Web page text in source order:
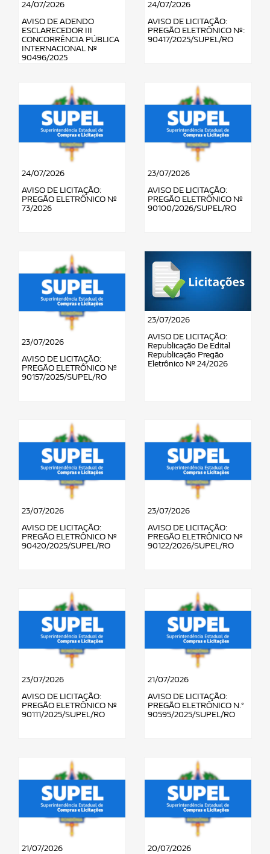
24/07/2026
AVISO DE ADENDO
ESCLARECEDOR III
CONCORRÊNCIA PÚBLICA
INTERNACIONAL Nº
90496/2025
24/07/2026
AVISO DE LICITAÇÃO:
PREGÃO ELETRÔNICO Nº:
90417/2025/SUPEL/RO
24/07/2026
AVISO DE LICITAÇÃO:
PREGÃO ELETRÔNICO Nº
73/2026
23/07/2026
AVISO DE LICITAÇÃO:
PREGÃO ELETRÔNICO Nº
90100/2026/SUPEL/RO
23/07/2026
AVISO DE LICITAÇÃO:
PREGÃO ELETRÔNICO Nº
90157/2025/SUPEL/RO
23/07/2026
AVISO DE LICITAÇÃO:
Republicação De Edital
Republicação Pregão
Eletrônico Nº 24/2026
23/07/2026
AVISO DE LICITAÇÃO:
PREGÃO ELETRÔNICO Nº
90420/2025/SUPEL/RO
23/07/2026
AVISO DE LICITAÇÃO:
PREGÃO ELETRÔNICO Nº
90122/2026/SUPEL/RO
23/07/2026
AVISO DE LICITAÇÃO:
PREGÃO ELETRÔNICO Nº
90111/2025/SUPEL/RO
21/07/2026
AVISO DE LICITAÇÃO:
PREGÃO ELETRÔNICO N.°
90595/2025/SUPEL/RO
21/07/2026
20/07/2026